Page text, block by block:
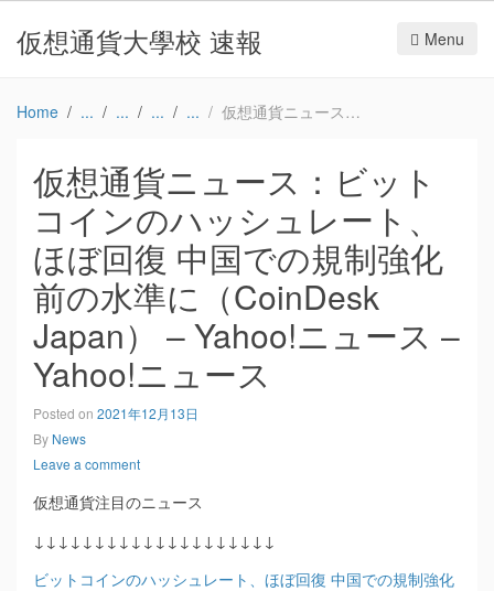
仮想通貨大學校 速報 Menu
Home 仮想通貨ニュース：ビットコインのハッシュレート、ほぼ回復 中国での規制強化前の水準に（CoinDesk Japan） – Yahoo!ニュース – Yahoo!ニュース
仮想通貨ニュース：ビット
コインのハッシュレート、
ほぼ回復 中国での規制強化
前の水準に（CoinDesk
Japan） – Yahoo!ニュース –
Yahoo!ニュース
Posted on 2021年12月13日
By News
Leave a comment
仮想通貨注目のニュース
↓↓↓↓↓↓↓↓↓↓↓↓↓↓↓↓↓↓↓↓
ビットコインのハッシュレート、ほぼ回復 中国での規制強化